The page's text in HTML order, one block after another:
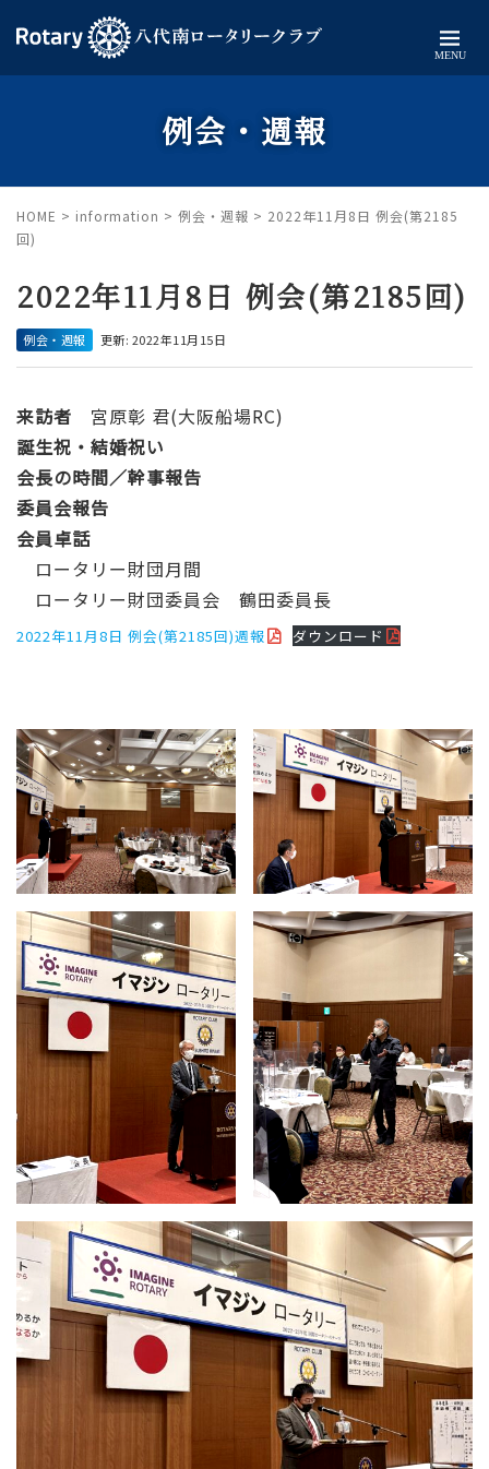
MENU
例会・週報
HOME > information > 例会・週報 > 2022年11月8日 例会(第2185
回)
2022年11月8日 例会(第2185回)
例会・週報 更新: 2022年11月15日
来訪者 宮原彰 君(大阪船場RC)
誕生祝・結婚祝い
会長の時間／幹事報告
委員会報告
会員卓話
ロータリー財団月間
ロータリー財団委員会 鶴田委員長
2022年11月8日 例会(第2185回)週報 ダウンロード